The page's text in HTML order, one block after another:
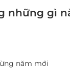
những gì
năm mới